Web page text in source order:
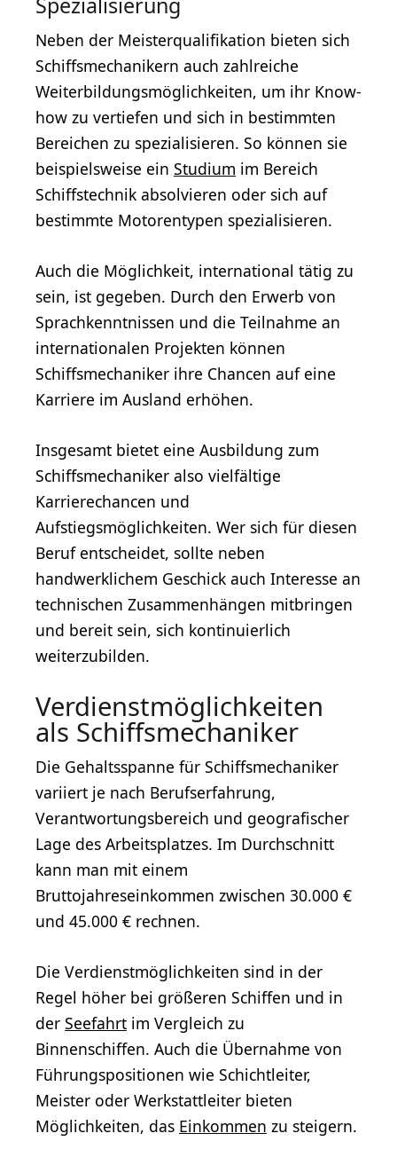
Neben der Meisterqualifikation bieten sich
Schiffsmechanikern auch zahlreiche
Weiterbildungsmöglichkeiten, um ihr Know-
how zu vertiefen und sich in bestimmten
Bereichen zu spezialisieren. So können sie
beispielsweise ein Studium im Bereich
Schiffstechnik absolvieren oder sich auf
bestimmte Motorentypen spezialisieren.
Auch die Möglichkeit, international tätig zu
sein, ist gegeben. Durch den Erwerb von
Sprachkenntnissen und die Teilnahme an
internationalen Projekten können
Schiffsmechaniker ihre Chancen auf eine
Karriere im Ausland erhöhen.
Insgesamt bietet eine Ausbildung zum
Schiffsmechaniker also vielfältige
Karrierechancen und
Aufstiegsmöglichkeiten. Wer sich für diesen
Beruf entscheidet, sollte neben
handwerklichem Geschick auch Interesse an
technischen Zusammenhängen mitbringen
und bereit sein, sich kontinuierlich
weiterzubilden.
Verdienstmöglichkeiten
als Schiffsmechaniker
Die Gehaltsspanne für Schiffsmechaniker
variiert je nach Berufserfahrung,
Verantwortungsbereich und geografischer
Lage des Arbeitsplatzes. Im Durchschnitt
kann man mit einem
Bruttojahreseinkommen zwischen 30.000 €
und 45.000 € rechnen.
Die Verdienstmöglichkeiten sind in der
Regel höher bei größeren Schiffen und in
der Seefahrt im Vergleich zu
Binnenschiffen. Auch die Übernahme von
Führungspositionen wie Schichtleiter,
Meister oder Werkstattleiter bieten
Möglichkeiten, das Einkommen zu steigern.